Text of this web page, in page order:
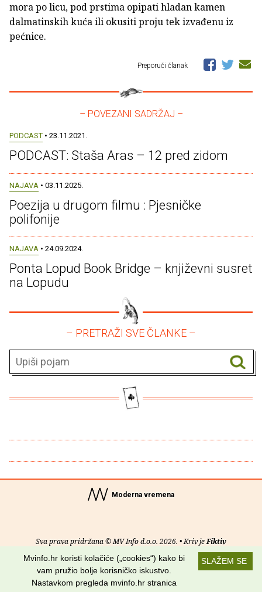
mora po licu, pod prstima opipati hladan kamen
dalmatinskih kuća ili okusiti proju tek izvađenu iz
pećnice.
Preporuči članak
– POVEZANI SADRŽAJ –
PODCAST • 23.11.2021.
PODCAST: Staša Aras – 12 pred zidom
NAJAVA • 03.11.2025.
Poezija u drugom filmu : Pjesničke
polifonije
NAJAVA • 24.09.2024.
Ponta Lopud Book Bridge – književni susret
na Lopudu
– PRETRAŽI SVE ČLANKE –
Moderna vremena
Sva prava pridržana © MV Info d.o.o. 2026. • Kriv jeFiktiv
Uvjeti korištenja RSS kanali
Potraži nas na:
SLAŽEM SE
Mvinfo.hr koristi kolačiće („cookies“) kako bi
vam pružio bolje korisničko iskustvo.
Nastavkom pregleda mvinfo.hr stranica